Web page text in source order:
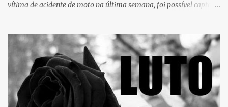
vítima de acidente de moto na última semana, foi possível captar o
Por se tratar de um órgão com curto tempo de preservação, a
equipe responsável pela captação do coração chegou a São Carlos
em uma aeronave da Força Aérea Brasileira (FAB), garantindo
agilidade no transporte e na realização do procedimento. Após a
retirada do órgão, a Guarda Civil Municipal (GCM), por meio da
Prefeitura de São Carlos, realizou o transporte do coração até o